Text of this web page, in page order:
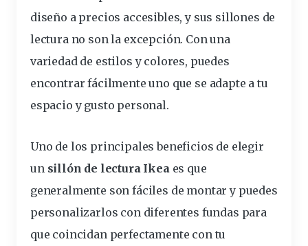
diseño a precios accesibles, y sus sillones de
lectura no son la excepción. Con una
variedad de estilos y colores, puedes
encontrar fácilmente uno que se adapte a tu
espacio y gusto personal.
Uno de los principales beneficios de elegir
un sillón de lectura Ikeaes que
generalmente son fáciles de montar y puedes
personalizarlos con diferentes fundas para
que coincidan perfectamente con tu